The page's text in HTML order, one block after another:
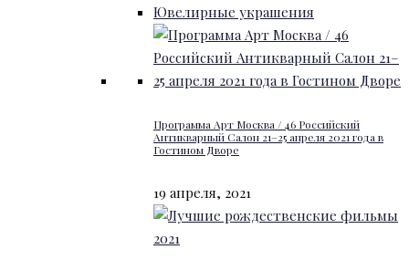
Ювелирные украшения
Программа Арт Москва / 46 Российский
Антикварный Салон 21–25 апреля 2021 года в
Гостином Дворе
19 апреля, 2021